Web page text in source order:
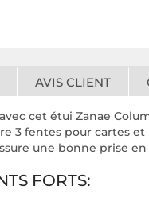
AVIS CLIENT
cet étui Zanae
3 fentes pour cartes
une bonne prise
FORTS: